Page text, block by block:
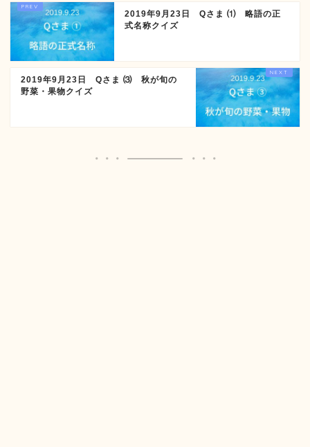
2019年9月23日 Qさま ⑴ 略語の正
式名称クイズ
2019年9月23日 Qさま ⑶ 秋が旬の
野菜・果物クイズ